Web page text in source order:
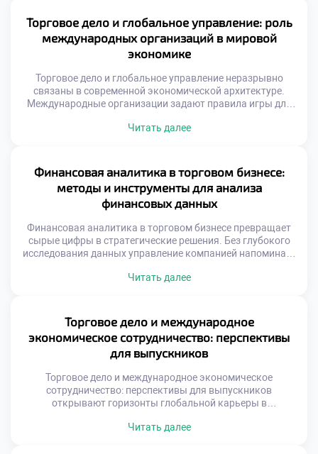
автоматизированным решениям. Скорость принятия
решений возрастает многократно благодаря данным.
Понимание этих изменений требует актуальных
профессиональных знаний. Специалисты должны
Торговое дело и глобальное управление: роль
международных организаций в мировой
экономике
Торговое дело и глобальное управление неразрывно
связаны в современной экономической архитектуре.
Международные организации задают правила игры для
стандартов мировая коммерция погрузилась бы в хаос
Глобальные институты формируют предсказуемую среду
для бизнеса. Мировая экономика функционирует как
сложная взаимосвязанная система. Национальные
рынки зависят […]
Читать далее
Финансовая аналитика в торговом бизнесе:
методы и инструменты для анализа
финансовых данных
Финансовая аналитика в торговом бизнесе превращает
сырые цифры в стратегические решения. Без глубокого
исследования данных управление компанией напоминает
отделяет успешные предприятия от убыточных.
потоки является критически важным навыком. Аналитик
выступает переводчиком с языка цифр на язык бизнеса.
Освоение методов оценки […]
Читать далее
Торговое дело и международное
экономическое сотрудничество: перспективы
для выпускников
Торговое дело и международное экономическое
сотрудничество: перспективы для выпускников
открывают горизонты глобальной карьеры в
выходит за границы национальных рынков и объединяет
Читать далее